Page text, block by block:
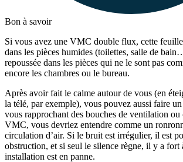
Bon à savoir
Si vous avez une VMC double flux, cette
dans les pièces humides (toilettes, salle de
repoussée dans les pièces qui ne le sont pas
encore les chambres ou le bureau.
Après avoir fait le calme autour de vous (en
la télé, par exemple), vous pouvez aussi faire
vous rapprochant des bouches de ventilation ou
VMC, vous devriez entendre comme un
circulation d’air. Si le bruit est irrégulier, il est
obstruction, et si seul le silence règne, il y a fort
installation est en panne.